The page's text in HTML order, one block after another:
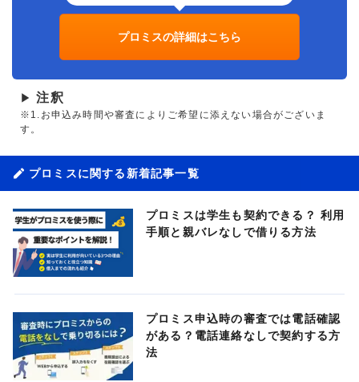
プロミスの詳細はこちら
▶ 注釈
※1.お申込み時間や審査によりご希望に添えない場合がございま
す。
プロミスに関する新着記事一覧
プロミスは学生も契約できる？ 利用
手順と親バレなしで借りる方法
プロミス申込時の審査では電話確認
がある？電話連絡なしで契約する方
法